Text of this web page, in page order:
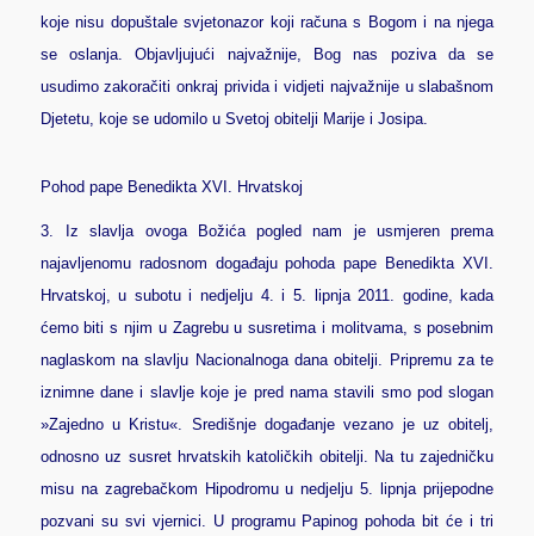
koje nisu dopuštale svjetonazor koji računa s Bogom i na njega
se oslanja. Objavljujući najvažnije, Bog nas poziva da se
usudimo zakoračiti onkraj privida i vidjeti najvažnije u slabašnom
Djetetu, koje se udomilo u Svetoj obitelji Marije i Josipa.
Pohod pape Benedikta XVI. Hrvatskoj
3.
Iz slavlja ovoga Božića pogled nam je usmjeren prema
najavljenomu radosnom događaju pohoda pape Benedikta XVI.
Hrvatskoj, u subotu i nedjelju 4. i 5. lipnja 2011. godine, kada
ćemo biti s njim u Zagrebu u susretima i molitvama, s posebnim
naglaskom na slavlju Nacionalnoga dana obitelji. Pripremu za te
iznimne dane i slavlje koje je pred nama stavili smo pod slogan
»Zajedno u Kristu«. Središnje događanje vezano je uz obitelj,
odnosno uz susret hrvatskih katoličkih obitelji. Na tu zajedničku
misu na zagrebačkom Hipodromu u nedjelju 5. lipnja prijepodne
pozvani su svi vjernici. U programu Papinog pohoda bit će i tri